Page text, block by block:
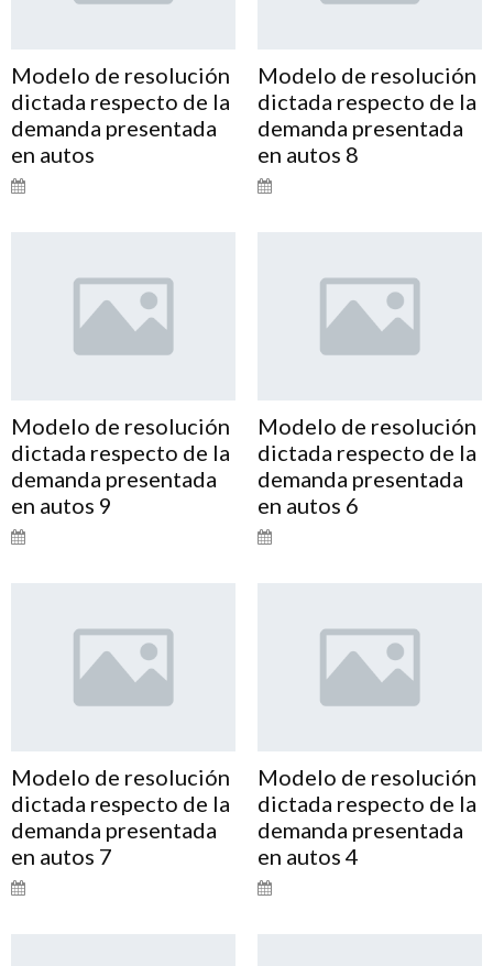
Modelo de resolución
dictada respecto de la
demanda presentada
en autos
Modelo de resolución
dictada respecto de la
demanda presentada
en autos 8
Modelo de resolución
dictada respecto de la
demanda presentada
en autos 9
Modelo de resolución
dictada respecto de la
demanda presentada
en autos 6
Modelo de resolución
dictada respecto de la
demanda presentada
en autos 7
Modelo de resolución
dictada respecto de la
demanda presentada
en autos 4